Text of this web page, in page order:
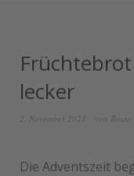
lecker
2. November 2021 von Beate
Die Adventszeit